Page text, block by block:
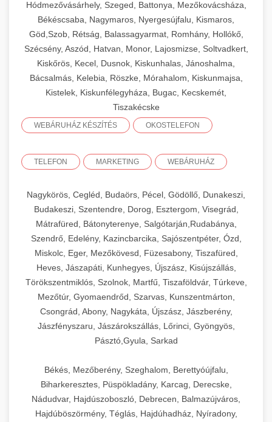
Hódmezővásárhely, Szeged, Battonya, Mezőkovácsháza,
Békéscsaba, Nagymaros, Nyergesújfalu, Kismaros,
Göd,Szob, Rétság, Balassagyarmat, Romhány, Hollókő,
Szécsény, Aszód, Hatvan, Monor, Lajosmizse, Soltvadkert,
Kiskőrös, Kecel, Dusnok, Kiskunhalas, Jánoshalma,
Bácsalmás, Kelebia, Röszke, Mórahalom, Kiskunmajsa,
Kistelek, Kiskunfélegyháza, Bugac, Kecskemét,
Tiszakécske
WEBÁRUHÁZ KÉSZÍTÉS OKOSTELEFON
TELEFON MARKETING WEBÁRUHÁZ
Nagykörös, Cegléd, Budaörs, Pécel, Gödöllő, Dunakeszi,
Budakeszi, Szentendre, Dorog, Esztergom, Visegrád,
Mátrafüred, Bátonyterenye, Salgótarján,Rudabánya,
Szendrő, Edelény, Kazincbarcika, Sajószentpéter, Ózd,
Miskolc, Eger, Mezőkövesd, Füzesabony, Tiszafüred,
Heves, Jászapáti, Kunhegyes, Újszász, Kisújszállás,
Törökszentmiklós, Szolnok, Martfű, Tiszaföldvár, Túrkeve,
Mezőtúr, Gyomaendrőd, Szarvas, Kunszentmárton,
Csongrád, Abony, Nagykáta, Újszász, Jászberény,
Jászfényszaru, Jászárokszállás, Lőrinci, Gyöngyös,
Pásztó,Gyula, Sarkad
Békés, Mezőberény, Szeghalom, Berettyóújfalu,
Biharkeresztes, Püspökladány, Karcag, Derecske,
Nádudvar, Hajdúszoboszló, Debrecen, Balmazújváros,
Hajdúböszörmény, Téglás, Hajdúhadház, Nyíradony,